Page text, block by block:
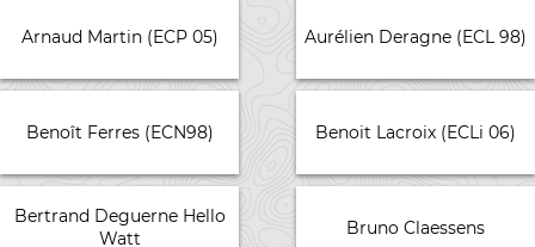
Arnaud Martin (ECP 05) Aurélien Deragne (ECL 98)
Benoît Ferres (ECN98) Benoit Lacroix (ECLi 06)
Bertrand Deguerne Hello
Watt
Bruno Claessens